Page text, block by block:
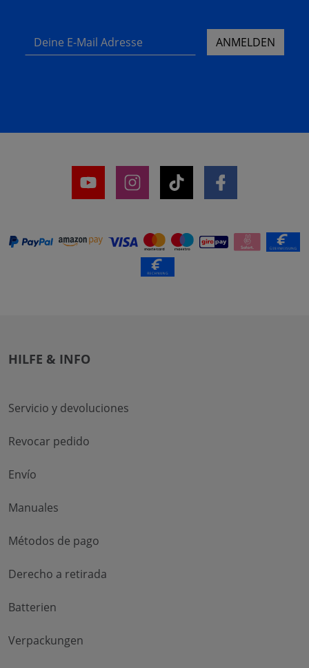
Deine E-Mail Adresse ANMELDEN
HILFE & INFO
Servicio y devoluciones
Revocar pedido
Envío
Manuales
Métodos de pago
Derecho a retirada
Batterien
Verpackungen